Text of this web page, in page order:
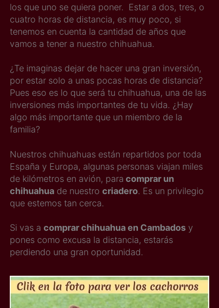
los que uno se quiera poner. Estar a dos, tres, o
cuatro horas de distancia, es muy poco, si
tenemos en cuenta la cantidad de años que
vamos a tener a nuestro chihuahua.
¿Te imaginas dejar de hacer una gran inversión,
por estar solo a unas pocas horas de distancia?
Pues eso es lo que será tu chihuahua, una de las
inversiones más importantes de tu vida. ¿Hay
algo más importante que un miembro de la
familia?
Nuestros chihuahuas están repartidos por toda
España y Europa, algunas personas viajan miles
de kilómetros en avión, para comprar un
chihuahua de nuestro criadero. Es un privilegio
que estemos tan cerca.
Si vas a comprar chihuahua en Cambados y
pones como excusa la distancia, estarás
perdiendo una gran oportunidad.